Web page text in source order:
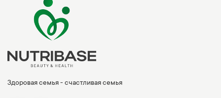
Здоровая семья - счастливая семья